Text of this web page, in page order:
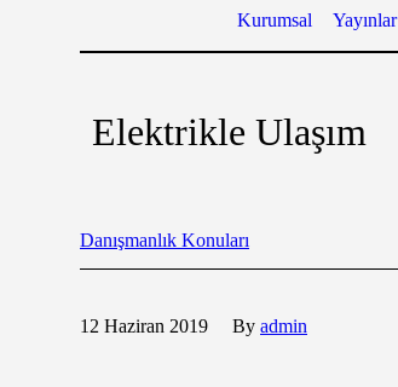
Kurumsal Yayınlar
Elektrikle Ulaşım
Danışmanlık Konuları
12 Haziran 2019 By admin